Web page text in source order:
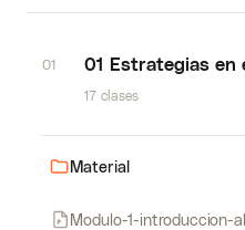
01 01 Estrategias en
17 clases
Material
Modulo-1-introduccion-al-